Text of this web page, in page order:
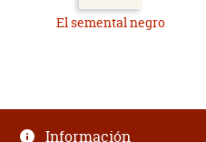
El semental negro
Información